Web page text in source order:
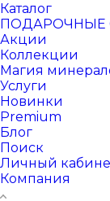
Каталог
ПОДАРОЧНЫЕ
Акции
Коллекции
Магия
Услуги
Новинки
Premium
Блог
Поиск
Личный
Компания